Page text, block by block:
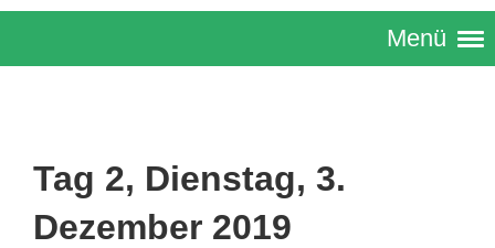
Menü
Tag 2, Dienstag, 3.
Dezember 2019